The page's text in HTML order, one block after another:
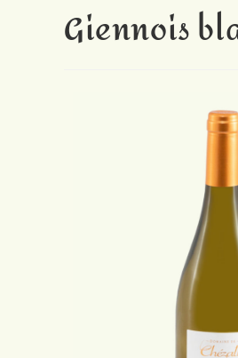
Giennois